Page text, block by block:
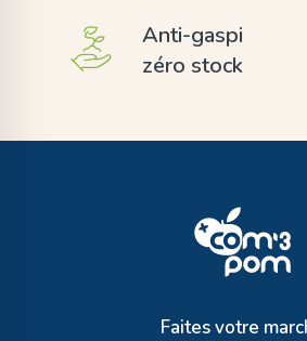
Anti-gaspi
zéro stock
Faites votre